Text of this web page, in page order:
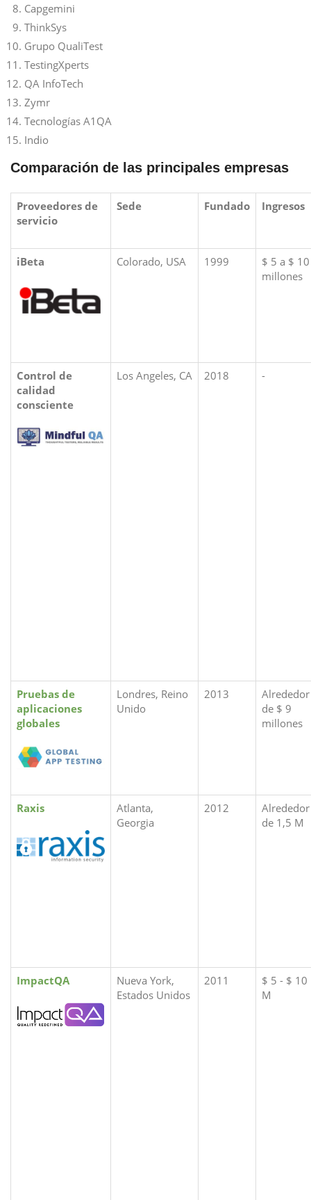
Capgemini
ThinkSys
Grupo QualiTest
TestingXperts
QA InfoTech
Zymr
Tecnologías A1QA
Indio
Comparación de las principales empresas
Proveedores de
servicio
Sede Fundado Ingresos
iBeta Colorado, USA 1999
$ 5 a $ 10
millones
Control de
calidad
consciente
Los Angeles, CA 2018 -
Pruebas de
aplicaciones
globales
Londres, Reino
Unido
2013
Alrededor
de $ 9
millones
Raxis
Atlanta,
Georgia
2012
Alrededor
de 1,5 M
ImpactQA
Nueva York,
Estados Unidos
2011
$ 5 - $ 10
M